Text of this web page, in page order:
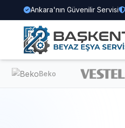
Ankara'nın Güvenilir Servisi
Beko